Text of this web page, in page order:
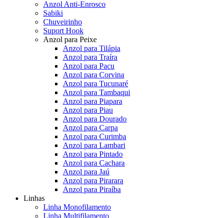
Anzol Anti-Enrosco
Sabiki
Chuveirinho
Suport Hook
Anzol para Peixe
Anzol para Tilápia
Anzol para Traíra
Anzol para Pacu
Anzol para Corvina
Anzol para Tucunaré
Anzol para Tambaqui
Anzol para Piapara
Anzol para Piau
Anzol para Dourado
Anzol para Carpa
Anzol para Curimba
Anzol para Lambari
Anzol para Pintado
Anzol para Cachara
Anzol para Jaú
Anzol para Pirarara
Anzol para Piraíba
Linhas
Linha Monofilamento
Linha Multifilamento